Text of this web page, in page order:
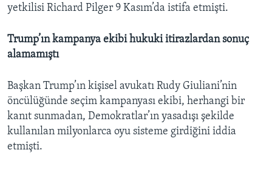
yetkilisi Richard Pilger 9 Kasım’da istifa etmişti.
Trump’ın kampanya ekibi hukuki itirazlardan sonuç
alamamıştı
Başkan Trump’ın kişisel avukatı Rudy Giuliani’nin
öncülüğünde seçim kampanyası ekibi, herhangi bir
kanıt sunmadan, Demokratlar’ın yasadışı şekilde
kullanılan milyonlarca oyu sisteme girdiğini iddia
etmişti.